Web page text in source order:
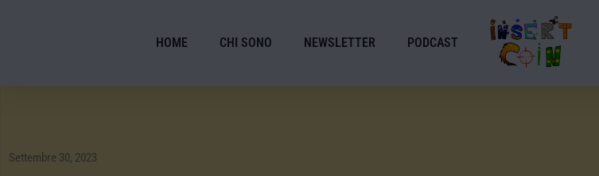
HOME CHI SONO NEWSLETTER PODCAST
Settembre 30, 2023